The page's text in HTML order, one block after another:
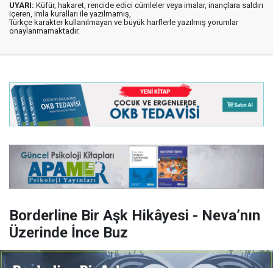
UYARI: Küfür, hakaret, rencide edici cümleler veya imalar, inançlara saldırı
içeren, imla kuralları ile yazılmamış,
Türkçe karakter kullanılmayan ve büyük harflerle yazılmış yorumlar
onaylanmamaktadır.
Borderline Bir Aşk Hikâyesi - Neva’nın
Üzerinde İnce Buz